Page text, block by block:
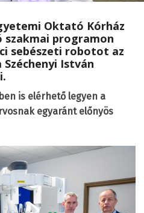
Oktató Kórház
szakmai programon
sebészeti robotot az
István
is elérhető legyen a
egyaránt előnyös